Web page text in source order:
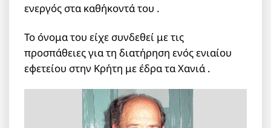
ενεργός στα καθήκοντά του .
Το όνομα του είχε συνδεθεί με τις
προσπάθειες για τη διατήρηση ενός ενιαίου
εφετείου στην Κρήτη με έδρα τα Χανιά .